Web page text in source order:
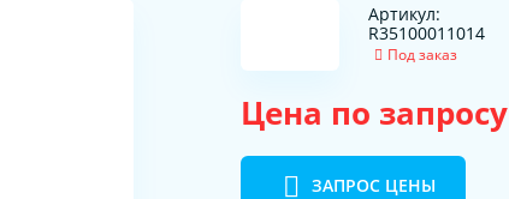
Артикул:
R35100011014
Под заказ
Цена по запросу
ЗАПРОС ЦЕНЫ